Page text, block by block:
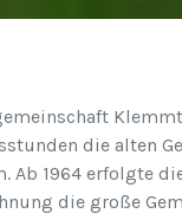
die alten
1964 erfolgte
die große